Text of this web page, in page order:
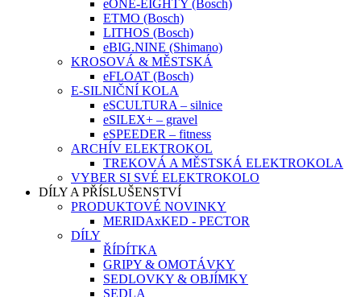
eONE-EIGHTY (Bosch)
ETMO (Bosch)
LITHOS (Bosch)
eBIG.NINE (Shimano)
KROSOVÁ & MĚSTSKÁ
eFLOAT (Bosch)
E-SILNIČNÍ KOLA
eSCULTURA – silnice
eSILEX+ – gravel
eSPEEDER – fitness
ARCHÍV ELEKTROKOL
TREKOVÁ A MĚSTSKÁ ELEKTROKOLA
VYBER SI SVÉ ELEKTROKOLO
DÍLY A PŘÍSLUŠENSTVÍ
PRODUKTOVÉ NOVINKY
MERIDAxKED - PECTOR
DÍLY
ŘÍDÍTKA
GRIPY & OMOTÁVKY
SEDLOVKY & OBJÍMKY
SEDLA